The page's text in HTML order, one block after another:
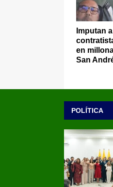
Imputan
en
San
POLÍTICA